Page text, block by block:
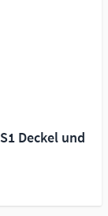
Deckel und